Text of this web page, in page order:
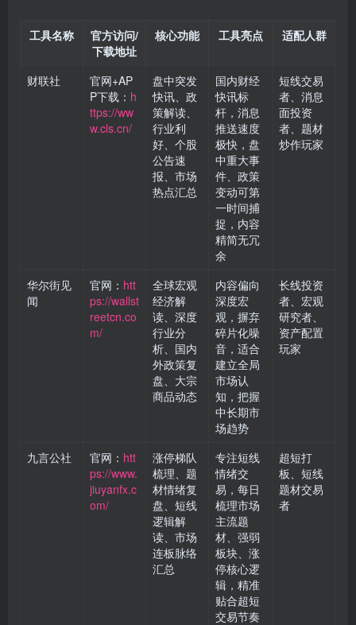
工具名称
官方访问/
下载地址
核心功能 工具亮点 适配人群
财联社
官网+AP
P下载： h
ttps://ww
w.cls.cn/
盘中突发
快讯、政
策解读、
行业利
好、个股
公告速
报、市场
热点汇总
国内财经
快讯标
杆，消息
推送速度
极快，盘
中重大事
件、政策
变动可第
一时间捕
捉，内容
精简无冗
余
短线交易
者、消息
面投资
者、题材
炒作玩家
华尔街见
闻
官网： htt
ps://wallst
reetcn.co
m/
全球宏观
经济解
读、深度
行业分
析、国内
外政策复
盘、大宗
商品动态
内容偏向
深度宏
观，摒弃
碎片化噪
音，适合
建立全局
市场认
知，把握
中长期市
场趋势
长线投资
者、宏观
研究者、
资产配置
玩家
九言公社 官网： htt
ps://www.
jiuyanfx.c
om/
涨停梯队
梳理、题
材情绪复
盘、短线
逻辑解
读、市场
连板脉络
汇总
专注短线
情绪交
易，每日
梳理市场
主流题
材、强弱
板块、涨
停核心逻
辑，精准
贴合超短
交易节奏
超短打
板、短线
题材交易
者